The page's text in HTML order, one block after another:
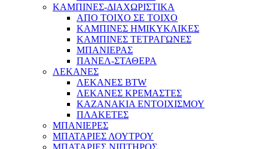
ΚΑΜΠΙΝΕΣ-ΔΙΑΧΩΡΙΣΤΙΚΑ
ΑΠΟ ΤΟΙΧΟ ΣΕ ΤΟΙΧΟ
ΚΑΜΠΙΝΕΣ ΗΜΙΚΥΚΛΙΚΕΣ
ΚΑΜΠΙΝΕΣ ΤΕΤΡΑΓΩΝΕΣ
ΜΠΑΝΙΕΡΑΣ
ΠΑΝΕΛ-ΣΤΑΘΕΡΑ
ΛΕΚΑΝΕΣ
ΛΕΚΑΝΕΣ BTW
ΛΕΚΑΝΕΣ ΚΡΕΜΑΣΤΕΣ
ΚΑΖΑΝΑΚΙΑ ΕΝΤΟΙΧΙΣΜΟΥ
ΠΛΑΚΕΤΕΣ
ΜΠΑΝΙΕΡΕΣ
ΜΠΑΤΑΡΙΕΣ ΛΟΥΤΡΟΥ
ΜΠΑΤΑΡΙΕΣ ΝΙΠΤΗΡΟΣ